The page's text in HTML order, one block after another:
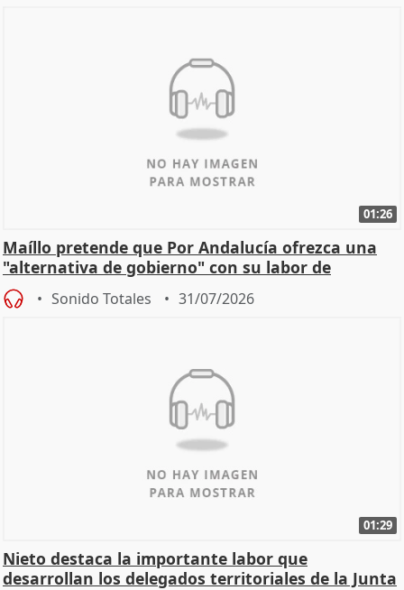
01:26
Maíllo pretende que Por Andalucía ofrezca una
"alternativa de gobierno" con su labor de
oposición
Sonido Totales 31/07/2026
01:29
Nieto destaca la importante labor que
desarrollan los delegados territoriales de la Junta